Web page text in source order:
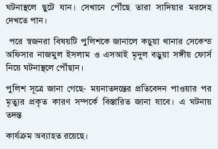
ঘটনাস্থলে ছুটে যান। সেখানে পৌঁছে তারা সাদিয়ার মরদেহ
দেখতে পান।
পরে স্বজনরা বিষয়টি পুলিশকে জানালে কচুয়া থানার সেকেন্ড
অফিসার নাজমুল ইসলাম ও এসআই মৃদুল বড়ুয়া সঙ্গীয় ফোর্স
নিয়ে ঘটনাস্থলে পৌঁছান।
পুলিশ সূত্রে জানা গেছে- ময়নাতদন্তের প্রতিবেদন পাওয়ার পর
মৃত্যুর প্রকৃত কারণ সম্পর্কে বিস্তারিত জানা যাবে। এ ঘটনায়
তদন্ত
কার্যক্রম অব্যাহত রয়েছে।